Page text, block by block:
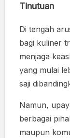
Tinutuan
Di tengah
bagi kuliner
menjaga
yang mulai
saji
Namun,
berbagai
maupun